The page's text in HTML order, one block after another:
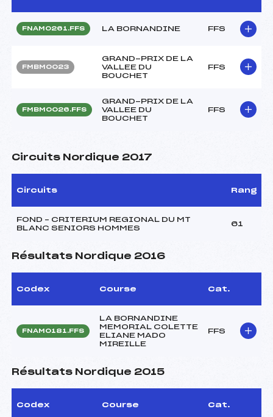
FNAM0261.FFS LA BORNANDINE FFS
FMBM0023
GRAND-PRIX DE LA
VALLEE DU
BOUCHET
FFS
FMBM0026.FFS
GRAND-PRIX DE LA
VALLEE DU
BOUCHET
FFS
Circuits Nordique 2017
Circuits Rang
FOND – CRITERIUM REGIONAL DU MT
BLANC SENIORS HOMMES
61
Résultats Nordique 2016
Codex Course Cat.
FNAM0181.FFS
LA BORNANDINE
MEMORIAL COLETTE
ELIANE MADO
MIREILLE
FFS
Résultats Nordique 2015
Codex Course Cat.